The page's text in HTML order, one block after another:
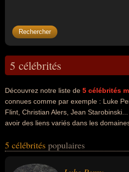
5 célébrités
Découvrez notre liste de 5 célébrités
connues comme par exemple : Luke
Flint, Christian Alers, Jean
avoir des liens variés dans les
la musique électronique, du doublage,
peuvent également avoir été acteur,
5 célébrités populaires